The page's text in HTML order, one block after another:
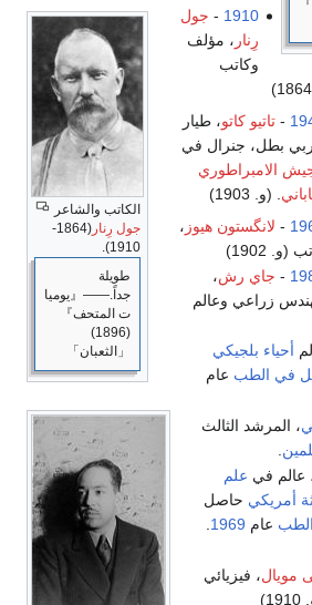
الكاتب والشاعر
جول رِنار
(1864-
1910).
طويلة
جداً.――『يوميا
ت المتحف』
「الثعبان」